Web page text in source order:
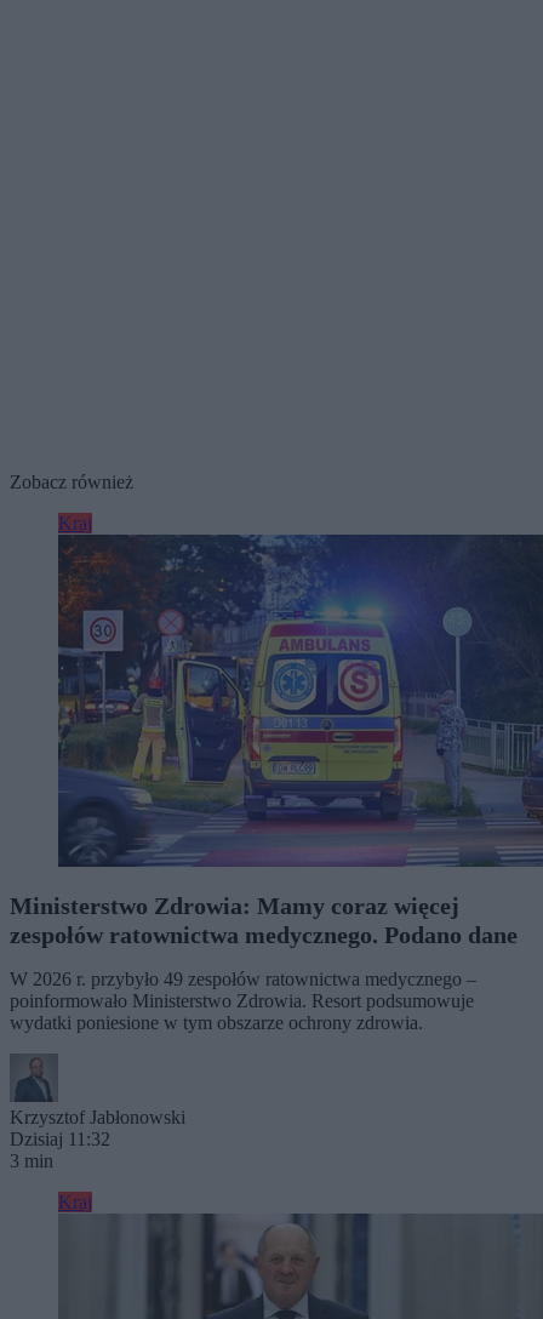
Zobacz również
Kraj
Ministerstwo Zdrowia: Mamy coraz więcej
zespołów ratownictwa medycznego. Podano dane
W 2026 r. przybyło 49 zespołów ratownictwa medycznego –
poinformowało Ministerstwo Zdrowia. Resort podsumowuje
wydatki poniesione w tym obszarze ochrony zdrowia.
Krzysztof Jabłonowski
Dzisiaj 11:32
3 min
Kraj